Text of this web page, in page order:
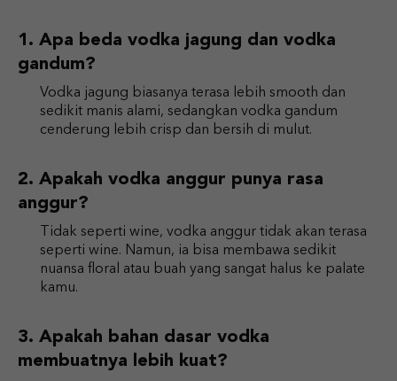
Apa beda vodka jagung dan vodka
gandum?
Vodka jagung biasanya terasa lebih smooth dan
sedikit manis alami, sedangkan vodka gandum
cenderung lebih crisp dan bersih di mulut.
Apakah vodka anggur punya rasa
anggur?
Tidak seperti wine, vodka anggur tidak akan terasa
seperti wine. Namun, ia bisa membawa sedikit
nuansa floral atau buah yang sangat halus ke palate
kamu.
Apakah bahan dasar vodka
membuatnya lebih kuat?